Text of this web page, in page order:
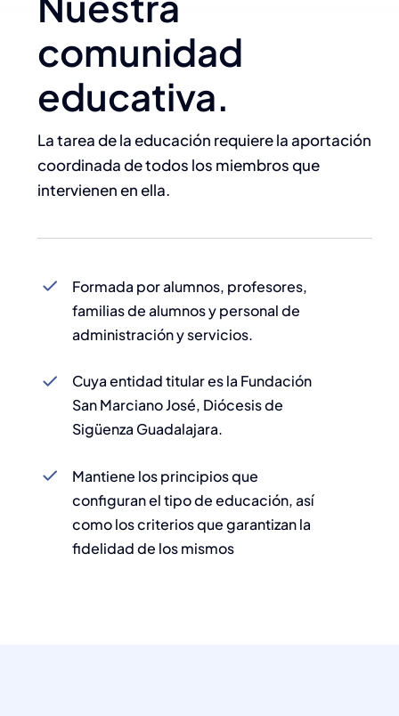
comunidad
educativa.
La tarea de la educación requiere la aportación
coordinada de todos los miembros que
intervienen en ella.
Formada por alumnos, profesores,
familias de alumnos y personal de
administración y servicios.
Cuya entidad titular es la Fundación
San Marciano José, Diócesis de
Sigüenza Guadalajara.
Mantiene los principios que
configuran el tipo de educación, así
como los criterios que garantizan la
fidelidad de los mismos